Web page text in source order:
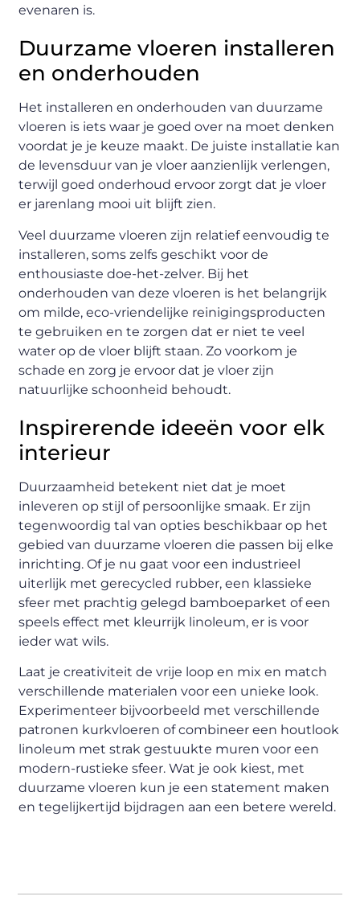
evenaren is.
Duurzame vloeren installeren
en onderhouden
Het installeren en onderhouden van duurzame
vloeren is iets waar je goed over na moet denken
voordat je je keuze maakt. De juiste installatie kan
de levensduur van je vloer aanzienlijk verlengen,
terwijl goed onderhoud ervoor zorgt dat je vloer
er jarenlang mooi uit blijft zien.
Veel duurzame vloeren zijn relatief eenvoudig te
installeren, soms zelfs geschikt voor de
enthousiaste doe-het-zelver. Bij het
onderhouden van deze vloeren is het belangrijk
om milde, eco-vriendelijke reinigingsproducten
te gebruiken en te zorgen dat er niet te veel
water op de vloer blijft staan. Zo voorkom je
schade en zorg je ervoor dat je vloer zijn
natuurlijke schoonheid behoudt.
Inspirerende ideeën voor elk
interieur
Duurzaamheid betekent niet dat je moet
inleveren op stijl of persoonlijke smaak. Er zijn
tegenwoordig tal van opties beschikbaar op het
gebied van duurzame vloeren die passen bij elke
inrichting. Of je nu gaat voor een industrieel
uiterlijk met gerecycled rubber, een klassieke
sfeer met prachtig gelegd bamboeparket of een
speels effect met kleurrijk linoleum, er is voor
ieder wat wils.
Laat je creativiteit de vrije loop en mix en match
verschillende materialen voor een unieke look.
Experimenteer bijvoorbeeld met verschillende
patronen kurkvloeren of combineer een houtlook
linoleum met strak gestuukte muren voor een
modern-rustieke sfeer. Wat je ook kiest, met
duurzame vloeren kun je een statement maken
en tegelijkertijd bijdragen aan een betere wereld.